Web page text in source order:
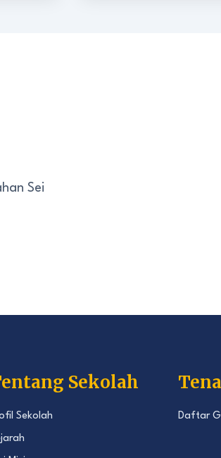
Sei
Sekolah
Sekolah Daftar